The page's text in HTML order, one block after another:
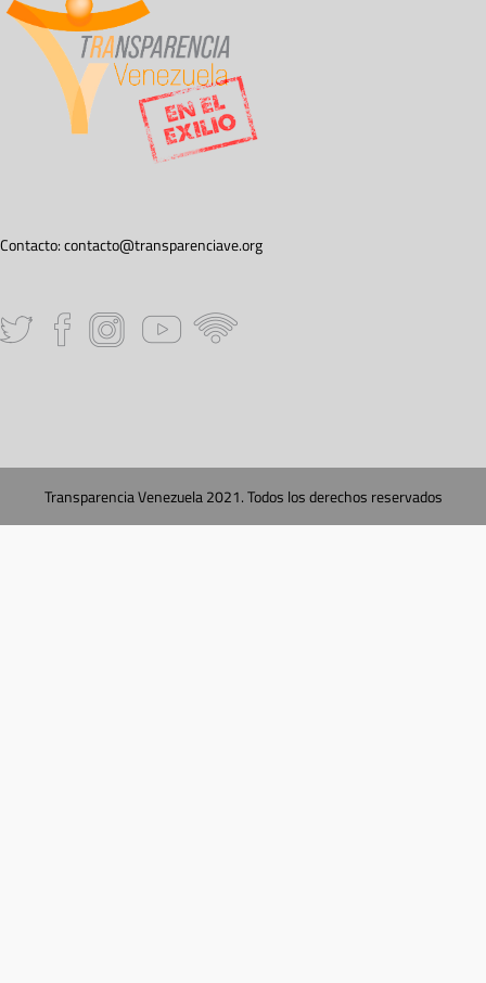
Contacto:contacto@transparenciave.org
Transparencia Venezuela 2021. Todos los derechos reservados